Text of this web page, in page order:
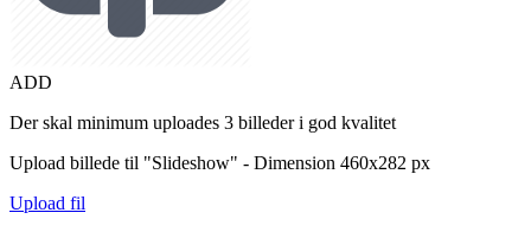
ADD
Der skal minimum uploades 3 billeder i god kvalitet
Upload billede til "Slideshow" - Dimension 460x282 px
Upload fil